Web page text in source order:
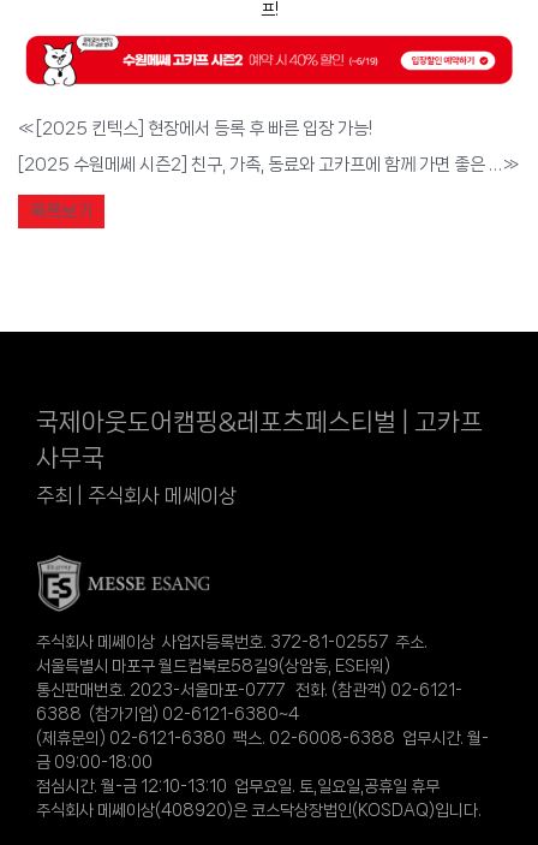
프!
« [2025 킨텍스] 현장에서 등록 후 빠른 입장 가능!
[2025 수원메쎄 시즌2] 친구, 가족, 동료와 고카프에 함께 가면 좋은 점!»
목록보기
국제아웃도어캠핑&레포츠페스티벌 | 고카프
사무국
주최 | 주식회사 메쎄이상
주식회사 메쎄이상 사업자등록번호. 372-81-02557 주소.
서울특별시 마포구 월드컵북로58길9(상암동, ES타워)
통신판매번호. 2023-서울마포-0777 전화. (참관객) 02-6121-
6388 (참가기업) 02-6121-6380~4
(제휴문의) 02-6121-6380 팩스. 02-6008-6388 업무시간. 월-
금 09:00-18:00
점심시간. 월-금 12:10-13:10 업무요일. 토,일요일,공휴일 휴무
주식회사 메쎄이상(408920)은 코스닥상장법인(KOSDAQ)입니다.